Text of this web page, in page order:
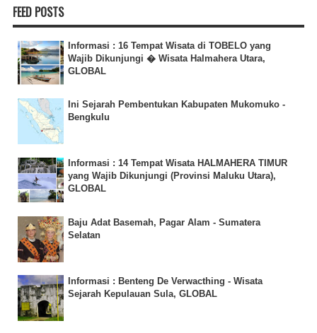
FEED POSTS
Informasi : 16 Tempat Wisata di TOBELO yang
Wajib Dikunjungi � Wisata Halmahera Utara,
GLOBAL
Ini Sejarah Pembentukan Kabupaten Mukomuko -
Bengkulu
Informasi : 14 Tempat Wisata HALMAHERA TIMUR
yang Wajib Dikunjungi (Provinsi Maluku Utara),
GLOBAL
Baju Adat Basemah, Pagar Alam - Sumatera
Selatan
Informasi : Benteng De Verwacthing - Wisata
Sejarah Kepulauan Sula, GLOBAL